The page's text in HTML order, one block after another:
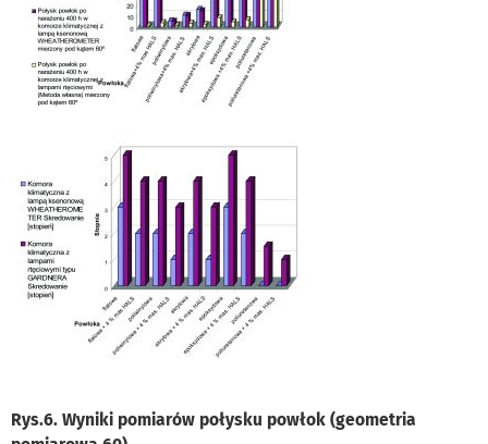
Rys.6. Wyniki pomiarów połysku powłok (geometria